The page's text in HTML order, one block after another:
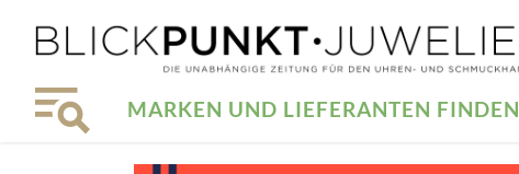
MARKEN UND LIEFERANTEN FINDEN